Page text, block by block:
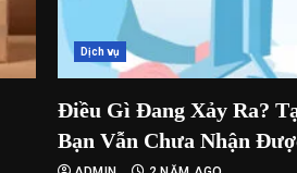
Dịch vụ
Điều Gì Đang Xảy Ra?
Bạn Vẫn Chưa Nhận